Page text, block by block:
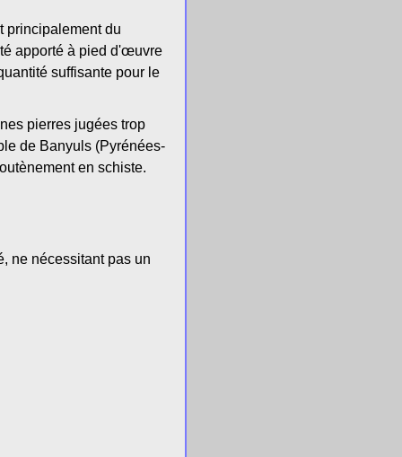
principalement du
apporté à pied d'œuvre
suffisante pour le
pierres jugées trop
de Banyuls (Pyrénées-
en schiste.
ne nécessitant pas un